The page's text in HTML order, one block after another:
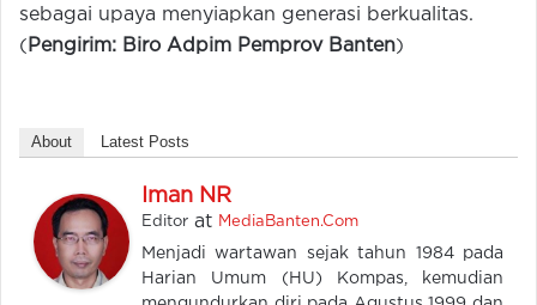
sebagai upaya menyiapkan generasi berkualitas.
( Pengirim: Biro Adpim Pemprov Banten)
About Latest Posts
Iman NR
Editor at MediaBanten.Com
Menjadi wartawan sejak tahun 1984 pada
Harian Umum (HU) Kompas, kemudian